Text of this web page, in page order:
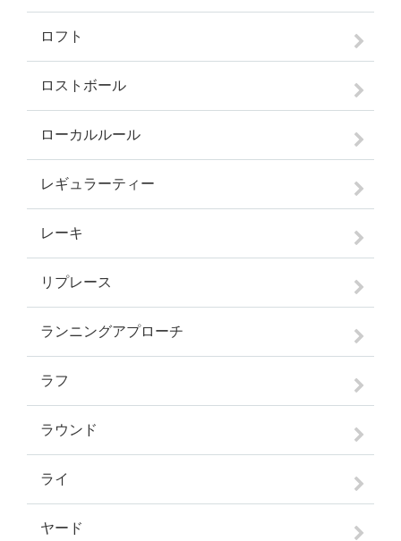
ロフト
ロストボール
ローカルルール
レギュラーティー
レーキ
リプレース
ランニングアプローチ
ラフ
ラウンド
ライ
ヤード